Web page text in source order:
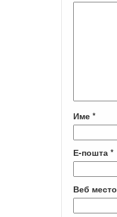
Име *
Е-пошта *
Веб место